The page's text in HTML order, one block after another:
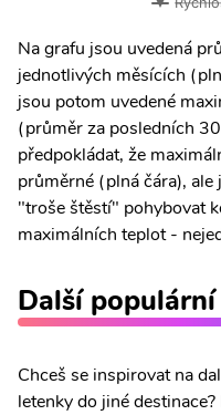
Na grafu jsou uvedená
jednotlivých měsících
jsou potom uvedené
(průměr za posledních
předpokládat, že
průměrné (plná čára),
"troše štěstí" pohybovat
maximálních teplot -
Další
Chceš se inspirovat na
letenky do jiné